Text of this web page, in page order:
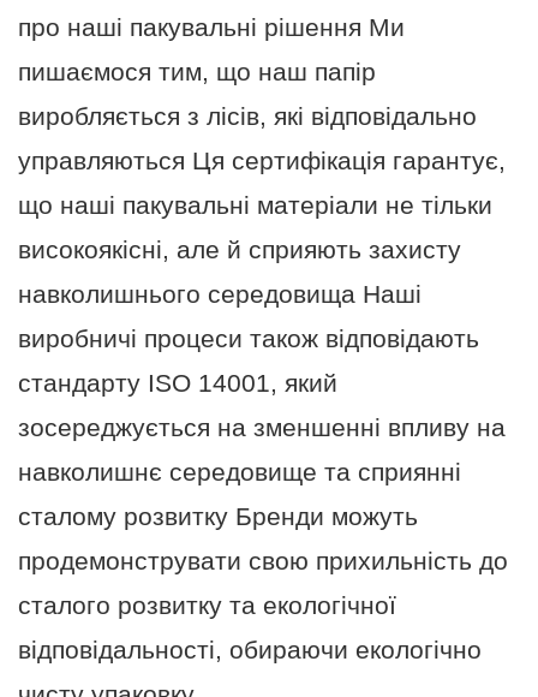
про наші пакувальні рішення Ми
пишаємося тим, що наш папір
виробляється з лісів, які відповідально
управляються Ця сертифікація гарантує,
що наші пакувальні матеріали не тільки
високоякісні, але й сприяють захисту
навколишнього середовища Наші
виробничі процеси також відповідають
стандарту ISO 14001, який
зосереджується на зменшенні впливу на
навколишнє середовище та сприянні
сталому розвитку Бренди можуть
продемонструвати свою прихильність до
сталого розвитку та екологічної
відповідальності, обираючи екологічно